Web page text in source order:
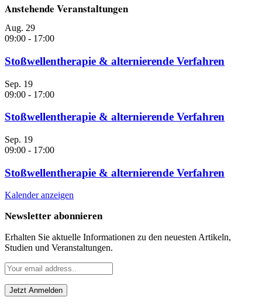
Anstehende Veranstaltungen
Aug. 29
09:00 - 17:00
Stoßwellentherapie & alternierende Verfahren
Sep. 19
09:00 - 17:00
Stoßwellentherapie & alternierende Verfahren
Sep. 19
09:00 - 17:00
Stoßwellentherapie & alternierende Verfahren
Kalender anzeigen
Newsletter abonnieren
Erhalten Sie aktuelle Informationen zu den neuesten Artikeln,
Studien und Veranstaltungen.